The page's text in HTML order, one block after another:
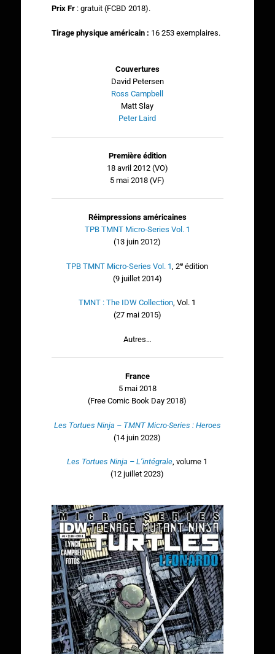
Prix Fr: gratuit (FCBD 2018).
Tirage physique américain : 16 253 exemplaires.
Couvertures
David Petersen
Ross Campbell
Matt Slay
Peter Laird
Première édition
18 avril 2012 (VO)
5 mai 2018 (VF)
Réimpressions américaines
TPB TMNT Micro-Series Vol. 1
(13 juin 2012)
TPB TMNT Micro-Series Vol. 1 , 2e édition
(9 juillet 2014)
TMNT : The IDW Collection, Vol. 1
(27 mai 2015)
Autres…
France
5 mai 2018
(Free Comic Book Day 2018)
Les Tortues Ninja – TMNT Micro-Series : Heroes
(14 juin 2023)
Les Tortues Ninja – L’intégrale, volume 1
(12 juillet 2023)